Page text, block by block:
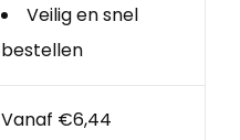
Veilig en snel
bestellen
Vanaf €6,44